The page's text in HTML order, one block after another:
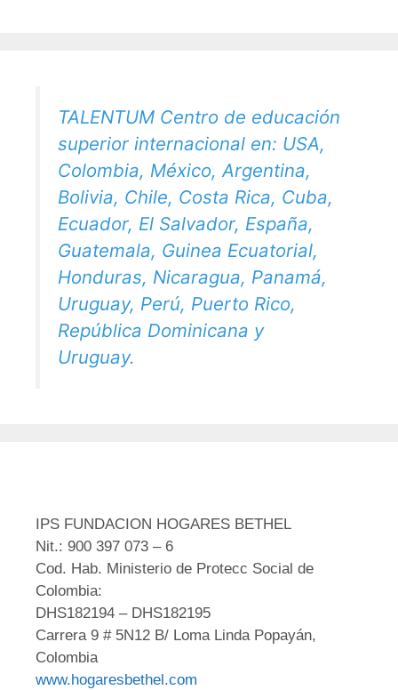
TALENTUM Centro de educación
superior internacional en: USA,
Colombia, México, Argentina,
Bolivia, Chile, Costa Rica, Cuba,
Ecuador, El Salvador, España,
Guatemala, Guinea Ecuatorial,
Honduras, Nicaragua, Panamá,
Uruguay, Perú, Puerto Rico,
República Dominicana y
Uruguay.
IPS FUNDACION HOGARES BETHEL
Nit.: 900 397 073 – 6
Cod. Hab. Ministerio de Protecc Social de
Colombia:
DHS182194 – DHS182195
Carrera 9 # 5N12 B/ Loma Linda Popayán,
Colombia
www.hogaresbethel.com